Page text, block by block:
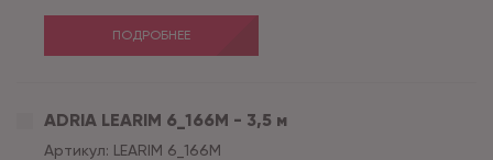
ПОДРОБНЕЕ
ADRIA LEARIM 6_166M - 3,5 м
Артикул: LEARIM 6_166M